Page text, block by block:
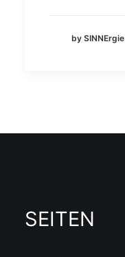
by SINNErgie
SEITEN